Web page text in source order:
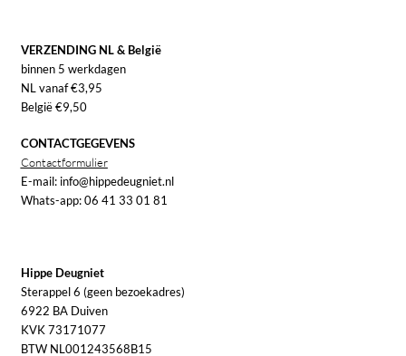
VERZENDING NL & België
binnen 5 werkdagen
NL vanaf €3,95
België €9,50
CONTACTGEGEVENS
Contactformulier
E-mail: info@hippedeugniet.nl
Whats-app: 06 41 33 01 81
Hippe Deugniet
Sterappel 6 (geen bezoekadres)
6922 BA Duiven
KVK 73171077
BTW NL001243568B15